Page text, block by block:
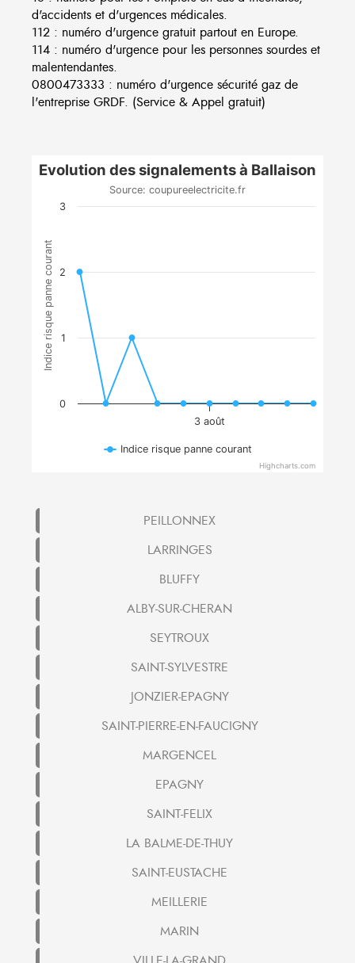
d'accidents et d'urgences médicales.
112 : numéro d'urgence gratuit partout en Europe.
114 : numéro d'urgence pour les personnes sourdes et
malentendantes.
0800473333 : numéro d'urgence sécurité gaz de
l'entreprise GRDF. (Service & Appel gratuit)
Indice risque panne courant
Evolution des signalements à Ballaison
Source: coupureelectricite.fr
3 août
0
1
2
3
Indice risque panne courant
Highcharts.com
PEILLONNEX
LARRINGES
BLUFFY
ALBY-SUR-CHERAN
SEYTROUX
SAINT-SYLVESTRE
JONZIER-EPAGNY
SAINT-PIERRE-EN-FAUCIGNY
MARGENCEL
EPAGNY
SAINT-FELIX
LA BALME-DE-THUY
SAINT-EUSTACHE
MEILLERIE
MARIN